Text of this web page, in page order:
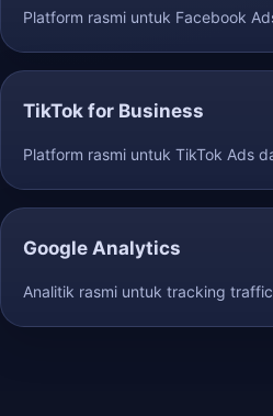
Platform rasmi untuk Facebook
TikTok for Business
Platform rasmi untuk TikTok Ads
Google Analytics
Analitik rasmi untuk tracking